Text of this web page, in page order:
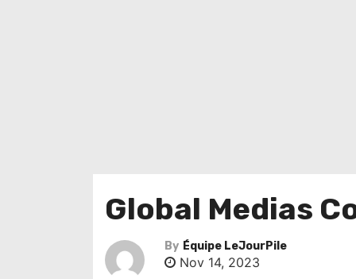
Global Medias
By Équipe LeJourPile
Nov 14, 2023